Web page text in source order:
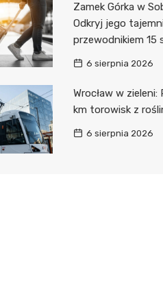
Zamek Górka w
Odkryj jego
przewodnikiem 15
6 sierpnia 2026
Wrocław w zieleni:
km torowisk z
6 sierpnia 2026